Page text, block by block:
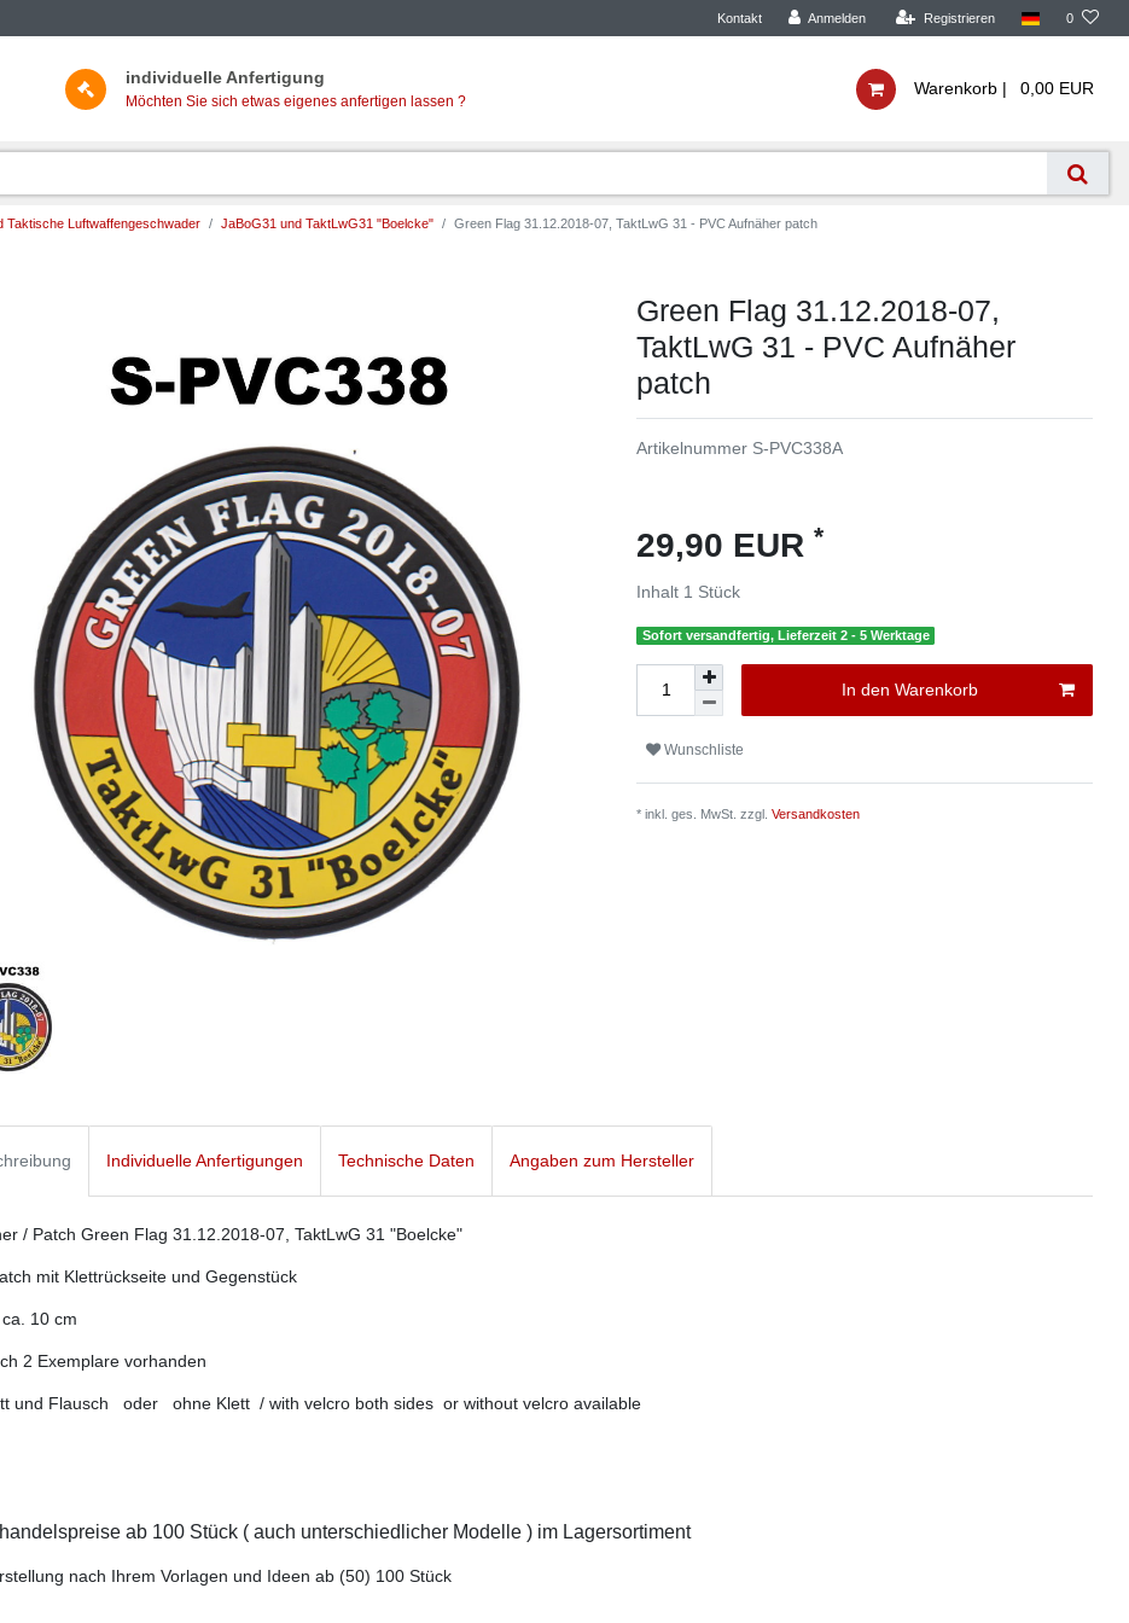
Kontakt Anmelden Registrieren 0
individuelle Anfertigung
Möchten Sie sich etwas eigenes anfertigen lassen ?
Warenkorb | 0,00 EUR
Taktische Luftwaffengeschwader JaBoG31 und TaktLwG31 "Boelcke" Green Flag 31.12.2018-07, TaktLwG 31 - PVC Aufnäher patch
Green Flag 31.12.2018-07,
TaktLwG 31 - PVC Aufnäher
patch
Artikelnummer S-PVC338A
29,90 EUR *
Inhalt 1 Stück
Sofort versandfertig, Lieferzeit 2 - 5 Werktage
In den Warenkorb
Wunschliste
* inkl. ges. MwSt. zzgl.Versandkosten
Individuelle Anfertigungen Technische Daten Angaben zum Hersteller
/ Patch Green Flag 31.12.2018-07, TaktLwG 31 "Boelcke"
mit Klettrückseite und Gegenstück
10 cm
2 Exemplare vorhanden
und Flausch oder ohne Klett / with velcro both sides or without velcro available
ab 100 Stück ( auch unterschiedlicher Modelle ) im Lagersortiment
nach Ihrem Vorlagen und Ideen ab (50) 100 Stück